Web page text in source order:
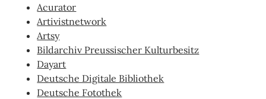
Acurator
Artivistnetwork
Artsy
Bildarchiv Preussischer Kulturbesitz
Dayart
Deutsche Digitale Bibliothek
Deutsche Fotothek